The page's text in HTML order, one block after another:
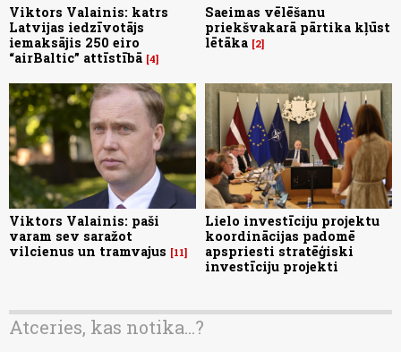
Viktors Valainis: katrs
Latvijas iedzīvotājs
iemaksājis 250 eiro
“airBaltic” attīstībā 4
Saeimas vēlēšanu
priekšvakarā pārtika kļūst
lētāka 2
Viktors Valainis: paši
varam sev saražot
vilcienus un tramvajus
11
Lielo investīciju projektu
koordinācijas padomē
apspriesti stratēģiski
investīciju projekti
Atceries, kas notika...?